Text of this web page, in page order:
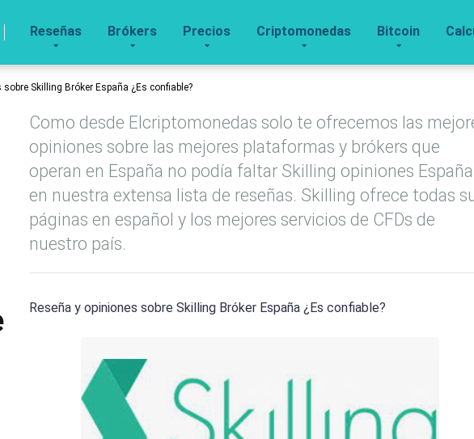
Reseñas Brókers Precios Criptomonedas Bitcoin
sobre Skilling Bróker España ¿Es confiable?
Como desde Elcriptomonedas solo te ofrecemos las
opiniones sobre las mejores plataformas y brókers que
operan en España no podía faltar Skilling opiniones España
en nuestra extensa lista de reseñas. Skilling ofrece todas
páginas en español y los mejores servicios de CFDs de
nuestro país.
Reseña y opiniones sobre Skilling Bróker España ¿Es confiable?